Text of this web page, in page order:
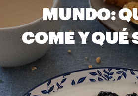
MUNDO:
COME Y QUÉ